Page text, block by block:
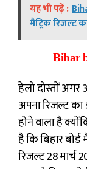
यह भी पढ़ें :
मैट्रिक
Bihar
हेलो दोस्तों
अपना रिजल्ट
होने वाला है
है कि बिहार
रिजल्ट 28